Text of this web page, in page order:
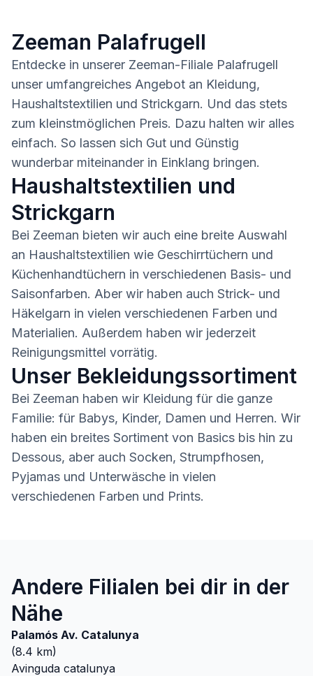
Zeeman Palafrugell
Entdecke in unserer Zeeman-Filiale Palafrugell
unser umfangreiches Angebot an Kleidung,
Haushaltstextilien und Strickgarn. Und das stets
zum kleinstmöglichen Preis. Dazu halten wir alles
einfach. So lassen sich Gut und Günstig
wunderbar miteinander in Einklang bringen.
Haushaltstextilien und
Strickgarn
Bei Zeeman bieten wir auch eine breite Auswahl
an Haushaltstextilien wie Geschirrtüchern und
Küchenhandtüchern in verschiedenen Basis- und
Saisonfarben. Aber wir haben auch Strick- und
Häkelgarn in vielen verschiedenen Farben und
Materialien. Außerdem haben wir jederzeit
Reinigungsmittel vorrätig.
Unser Bekleidungssortiment
Bei Zeeman haben wir Kleidung für die ganze
Familie: für Babys, Kinder, Damen und Herren. Wir
haben ein breites Sortiment von Basics bis hin zu
Dessous, aber auch Socken, Strumpfhosen,
Pyjamas und Unterwäsche in vielen
verschiedenen Farben und Prints.
Andere Filialen bei dir in der
Nähe
Palamós Av. Catalunya
(8.4 km)
Avinguda catalunya